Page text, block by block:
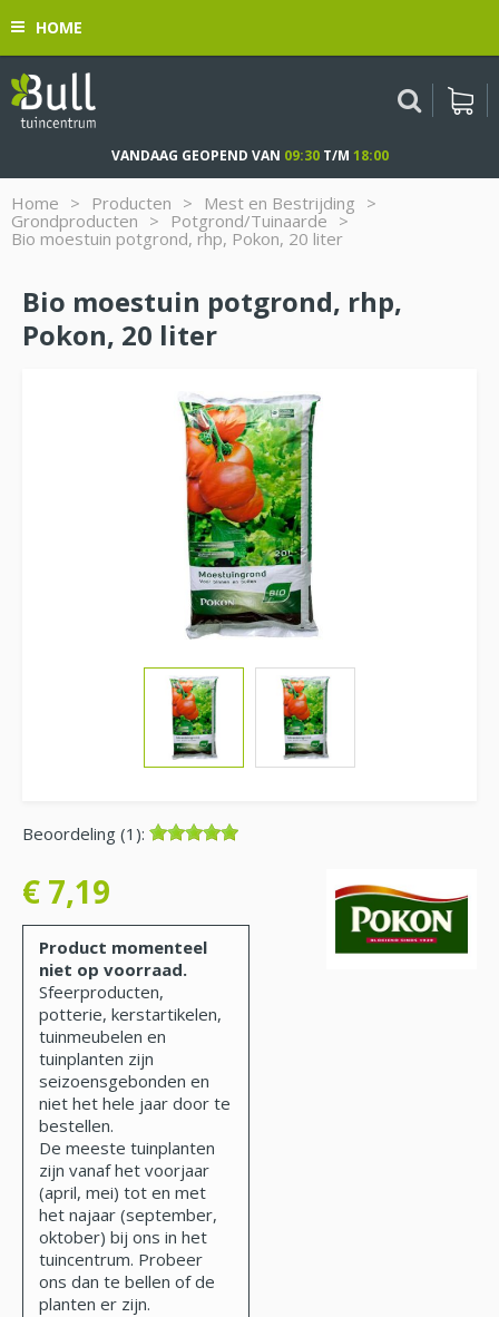
n
o
HOME
Home > Producten > Mest en Bestrijding >
Grondproducten > Potgrond/Tuinaarde >
Bio moestuin potgrond, rhp, Pokon, 20 liter
VANDAAG GEOPEND VAN 09:30T/M 18:00
Bio moestuin potgrond, rhp,
Pokon, 20 liter
Beoordeling (1):
€ 7,19
Product momenteel
niet op voorraad.
Sfeerproducten,
potterie, kerstartikelen,
tuinmeubelen en
tuinplanten zijn
seizoensgebonden en
niet het hele jaar door te
bestellen.
De meeste tuinplanten
zijn vanaf het voorjaar
(april, mei) tot en met
het najaar (september,
oktober) bij ons in het
tuincentrum. Probeer
ons dan te bellen of de
planten er zijn.